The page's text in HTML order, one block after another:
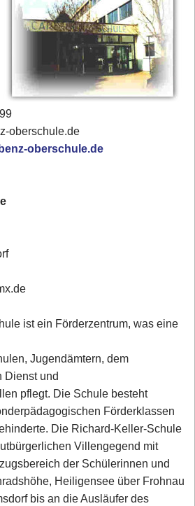
oberschule.de
oberschule.de
ist ein Förderzentrum, was eine
Jugendämtern, dem
Dienst und
pflegt. Die Schule besteht
Förderklassen
Die Richard-Keller-Schule
Villengegend mit
der Schülerinnen und
Heiligensee über Frohnau
bis an die Ausläufer des